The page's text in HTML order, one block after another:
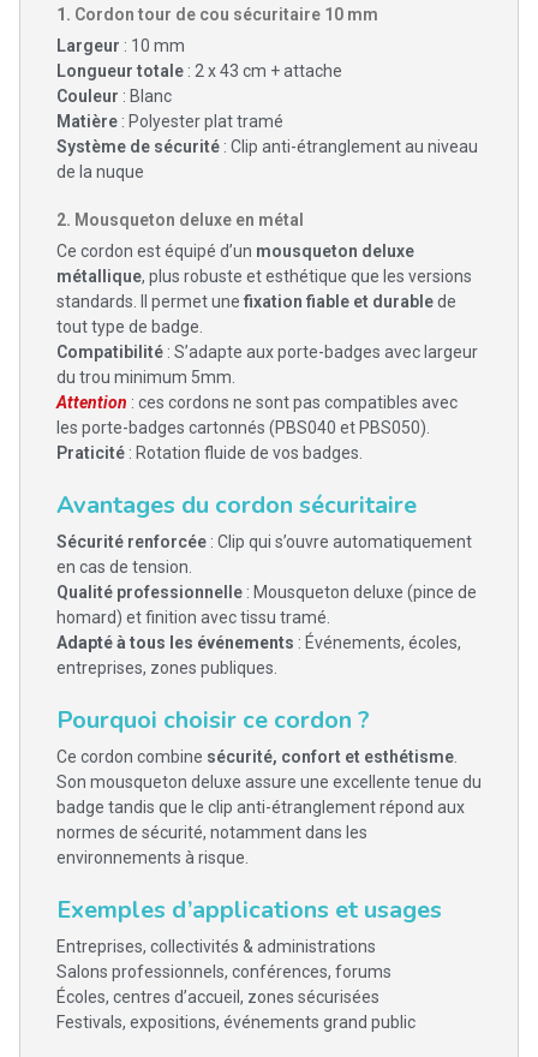
1. Cordon tour de cou sécuritaire 10 mm
Largeur : 10 mm
Longueur totale : 2 x 43 cm + attache
Couleur : Blanc
Matière : Polyester plat tramé
Système de sécurité : Clip anti-étranglement au niveau
de la nuque
2. Mousqueton deluxe en métal
Ce cordon est équipé d’un mousqueton deluxe
métallique, plus robuste et esthétique que les versions
standards. Il permet une fixation fiable et durablede
tout type de badge.
Compatibilité : S’adapte aux porte-badges avec largeur
du trou minimum 5mm.
Attention : ces cordons ne sont pas compatibles avec
les porte-badges cartonnés (PBS040 et PBS050).
Praticité : Rotation fluide de vos badges.
Avantages du cordon sécuritaire
Sécurité renforcée : Clip qui s’ouvre automatiquement
en cas de tension.
Qualité professionnelle : Mousqueton deluxe (pince de
homard) et finition avec tissu tramé.
Adapté à tous les événements : Événements, écoles,
entreprises, zones publiques.
Pourquoi choisir ce cordon ?
Ce cordon combine sécurité, confort et esthétisme
Son mousqueton deluxe assure une excellente tenue du
badge tandis que le clip anti-étranglement répond aux
normes de sécurité, notamment dans les
environnements à risque.
Exemples d’applications et usages
Entreprises, collectivités & administrations
Salons professionnels, conférences, forums
Écoles, centres d’accueil, zones sécurisées
Festivals, expositions, événements grand public